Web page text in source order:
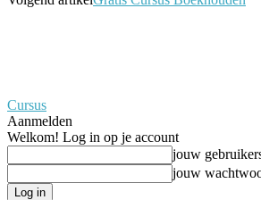
Cursus
Aanmelden
Welkom! Log in op je account
jouw
jouw